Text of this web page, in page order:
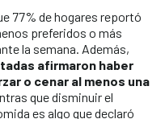
77% de hogares reportó
preferidos o más
la semana. Además,
afirmaron haber
o cenar al menos una
que disminuir el
es algo que declaró